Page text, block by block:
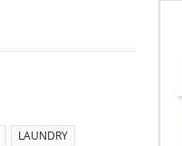
LAUNDRY